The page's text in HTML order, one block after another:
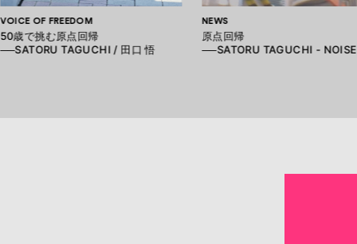
VOICE OF FREEDOM
50歳で挑む原点回帰
──SATORU TAGUCHI / 田口 悟
NEWS
原点回帰
──SATORU TAGUCHI - NOISE